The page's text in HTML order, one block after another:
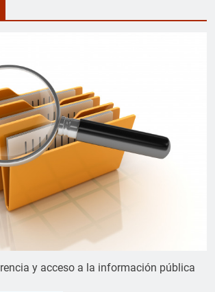
y acceso a la información pública